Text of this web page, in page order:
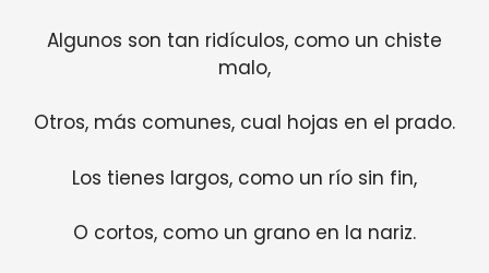
Algunos son tan ridículos, como un chiste
malo,
Otros, más comunes, cual hojas en el prado.
Los tienes largos, como un río sin fin,
O cortos, como un grano en la nariz.